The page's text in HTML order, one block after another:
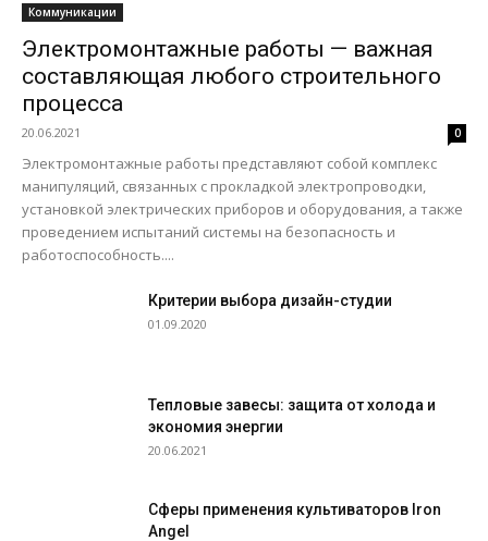
Коммуникации
Электромонтажные работы — важная
составляющая любого строительного
процесса
20.06.2021 0
Электромонтажные работы представляют собой комплекс
манипуляций, связанных с прокладкой электропроводки,
установкой электрических приборов и оборудования, а также
проведением испытаний системы на безопасность и
работоспособность....
Критерии выбора дизайн-студии
01.09.2020
Тепловые завесы: защита от холода и
экономия энергии
20.06.2021
Сферы применения культиваторов Iron
Angel